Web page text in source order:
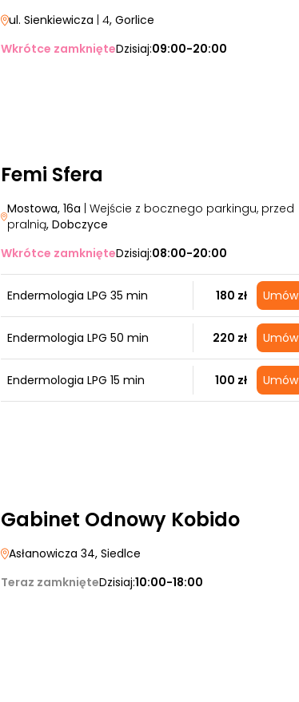
ul. Sienkiewicza | 4, Gorlice
Wkrótce zamknięteDzisiaj:09:00-20:00
Femi Sfera
Mostowa, 16a | Wejście z bocznego parkingu, przed
pralnią, Dobczyce
Wkrótce zamknięteDzisiaj:08:00-20:00
Endermologia LPG 35 min 180 zł Umów
Endermologia LPG 50 min 220 zł Umów
Endermologia LPG 15 min 100 zł Umów
Gabinet Odnowy Kobido
Asłanowicza 34, Siedlce
Teraz zamknięteDzisiaj:10:00-18:00